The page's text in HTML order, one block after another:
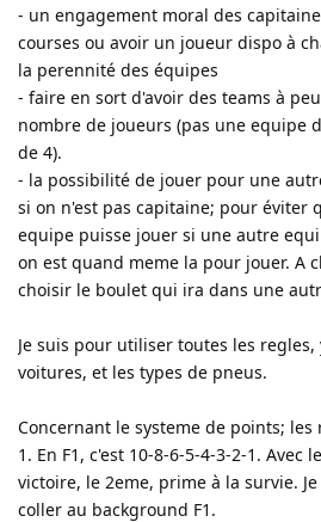
- un engagement moral des
courses ou avoir un joueur dispo à
la perennité des équipes
- faire en sort d'avoir des teams à
nombre de joueurs (pas une equipe
de 4).
- la possibilité de jouer pour une
si on n'est pas capitaine; pour éviter
equipe puisse jouer si une autre
on est quand meme la pour jouer. A
choisir le boulet qui ira dans une
Je suis pour utiliser toutes les
voitures, et les types de pneus.
Concernant le systeme de points; les
1. En F1, c'est 10-8-6-5-4-3-2-1. Avec
victoire, le 2eme, prime à la survie.
coller au background F1.